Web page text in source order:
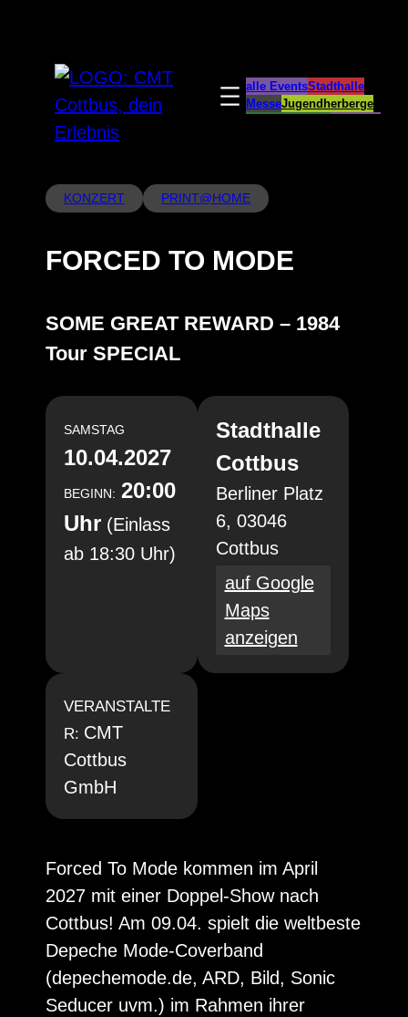
springen
alle EventsStadthalle
MesseJugendherberge
KONZERT PRINT@HOME
FORCED TO MODE
SOME GREAT REWARD – 1984
Tour SPECIAL
SAMSTAG
10.04.2027
BEGINN: 20:00
Uhr (Einlass
ab 18:30 Uhr)
Stadthalle
Cottbus
Berliner Platz
6, 03046
Cottbus
auf Google
Maps
anzeigen
VERANSTALTE
R: CMT
Cottbus
GmbH
Forced To Mode kommen im April
2027 mit einer Doppel-Show nach
Cottbus! Am 09.04. spielt die weltbeste
Depeche Mode-Coverband
(depechemode.de, ARD, Bild, Sonic
Seducer uvm.) im Rahmen ihrer